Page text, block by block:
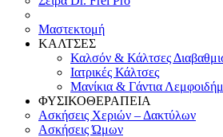
Μαστεκτομή
ΚΑΛΤΣΕΣ
Καλσόν & Κάλτσες
Ιατρικές Κάλτσες
Μανίκια & Γάντια
ΦΥΣΙΚΟΘΕΡΑΠΕΙΑ
Ασκήσεις Χεριών – Δακτύλων
Ασκήσεις Ώμων